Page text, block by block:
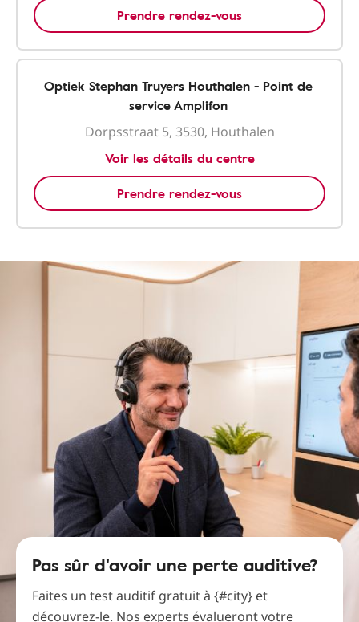
Prendre rendez-vous
Optiek Stephan Truyers Houthalen - Point de
service Amplifon
Dorpsstraat 5, 3530, Houthalen
Voir les détails du centre
Prendre rendez-vous
Pas sûr d'avoir une perte auditive?
Faites un test auditif gratuit à {#city} et
découvrez-le. Nos experts évalueront votre